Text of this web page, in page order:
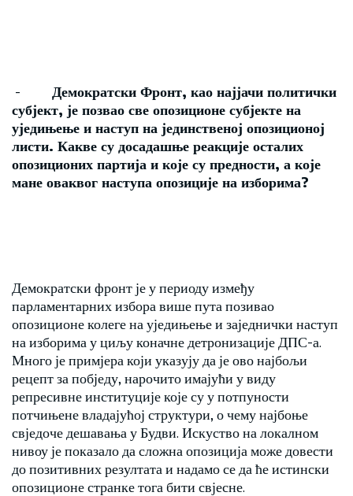
- Демократски Фронт, као најјачи политички
субјект, је позвао све опозиционе субјекте на
уједињење и наступ на јединственој опозиционој
листи. Какве су досадашње реакције осталих
опозиционих партија и које су предности, а које
мане оваквог наступа опозиције на изборима?
Демократски фронт је у периоду између
парламентарних избора више пута позивао
опозиционе колеге на уједињење и заједнички наступ
на изборима у циљу коначне детронизације ДПС-а.
Много је примјера који указују да је ово најбољи
рецепт за побједу, нарочито имајући у виду
репресивне институције које су у потпуности
потчињене владајућој структури, о чему најбоње
свједоче дешавања у Будви. Искуство на локалном
нивоу је показало да сложна опозиција може довести
до позитивних резултата и надамо се да ће истински
опозиционе странке тога бити свјесне.